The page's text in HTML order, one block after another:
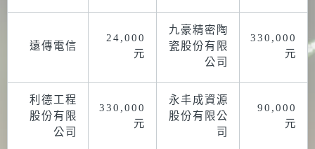
遠傳電信
24,000
元
九豪精密陶
瓷股份有限
公司
330,000
元
利德工程
股份有限
公司
330,000
元
永丰成資源
股份有限公
司
90,000
元